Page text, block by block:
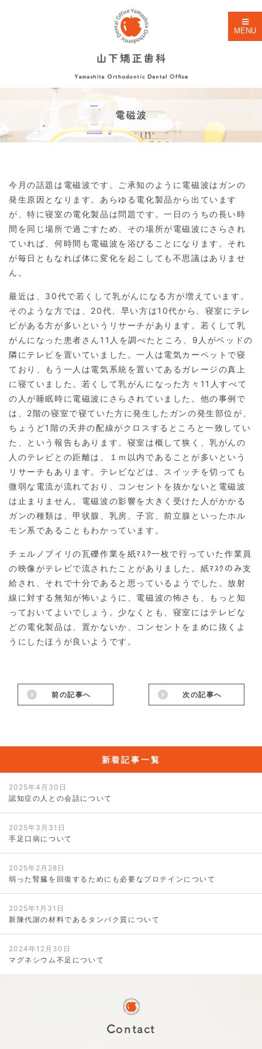
MENU
電磁波
今月の話題は電磁波です。ご承知のように電磁波はガンの
発生原因となります。あらゆる電化製品から出ています
が、特に寝室の電化製品は問題です。一日のうちの長い時
間を同じ場所で過ごすため、その場所が電磁波にさらされ
ていれば、何時間も電磁波を浴びることになります。それ
が毎日ともなれば体に変化を起こしても不思議はありませ
ん。
最近は、30代で若くして乳がんになる方が増えています。
そのような方では、20代、早い方は10代から、寝室にテレ
ビがある方が多いというリサーチがあります。若くして乳
がんになった患者さん11人を調べたところ、9人がベッドの
隣にテレビを置いていました。一人は電気カーペットで寝
ており、もう一人は電気系統を置いてあるガレージの真上
に寝ていました。若くして乳がんになった方々11人すべて
の人が睡眠時に電磁波にさらされていました。他の事例で
は、2階の寝室で寝ていた方に発生したガンの発生部位が、
ちょうど1階の天井の配線がクロスするところと一致してい
た、という報告もあります。寝室は概して狭く、乳がんの
人のテレビとの距離は、１ｍ以内であることが多いという
リサーチもあります。テレビなどは、スイッチを切っても
微弱な電流が流れており、コンセントを抜かないと電磁波
は止まりません。電磁波の影響を大きく受けた人がかかる
ガンの種類は、甲状腺、乳房、子宮、前立腺といったホル
モン系であることもわかっています。
チェルノブイリの瓦礫作業を紙ﾏｽｸ一枚で行っていた作業員
の映像がテレビで流されたことがありました。紙ﾏｽｸのみ支
給され、それで十分であると思っているようでした。放射
線に対する無知が怖いように、電磁波の怖さも、もっと知
っておいてよいでしょう。少なくとも、寝室にはテレビな
どの電化製品は、置かないか、コンセントをまめに抜くよ
うにしたほうが良いようです。
前の記事へ 次の記事へ
新着記事一覧
2025年4月30日
認知症の人との会話について
2025年3月31日
手足口病について
2025年2月28日
弱った腎臓を回復するためにも必要なプロテインについて
2025年1月31日
新陳代謝の材料であるタンパク質について
2024年12月30日
マグネシウム不足について
Contact